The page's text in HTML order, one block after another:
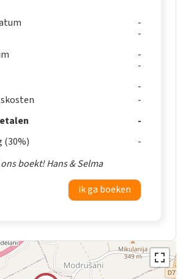
(30%)
boekt! Hans & Selma
ik ga boeken